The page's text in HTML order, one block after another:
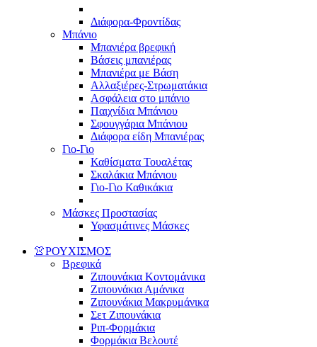
Διάφορα-Φροντίδας
Μπάνιο
Μπανιέρα βρεφική
Βάσεις μπανιέρας
Μπανιέρα με Βάση
Αλλαξιέρες-Στρωματάκια
Ασφάλεια στο μπάνιο
Παιχνίδια Μπάνιου
Σφουγγάρια Μπάνιου
Διάφορα είδη Μπανιέρας
Γιο-Γιο
Καθίσματα Τουαλέτας
Σκαλάκια Μπάνιου
Γιο-Γιο Καθικάκια
Μάσκες Προστασίας
Υφασμάτινες Μάσκες
👚ΡΟΥΧΙΣΜΟΣ
Βρεφικά
Ζιπουνάκια Κοντομάνικα
Ζιπουνάκια Αμάνικα
Ζιπουνάκια Μακρυμάνικα
Σετ Ζιπουνάκια
Ριπ-Φορμάκια
Φορμάκια Βελουτέ